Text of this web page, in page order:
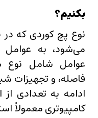
بکنیم؟
نوع پچ کوردی که
می‌شود، به
عوامل شامل نوع
فاصله، و تجهیزات
ادامه به تعدادی
کامپیوتری معمولاً